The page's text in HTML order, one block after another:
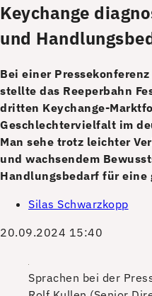
Keychange
und
Bei einer
stellte das Reeperbahn
dritten Keychange-
Geschlechtervielfalt im
Man sehe trotz leichter
und wachsendem
Handlungsbedarf für eine
Silas Schwarzkopp
20.09.2024 15:40
Sprachen bei der